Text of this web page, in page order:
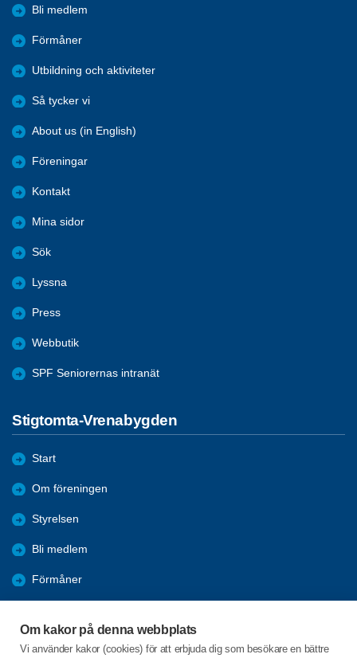
Om kakor på denna webbplats
Vi använder kakor (cookies) för att erbjuda dig som besökare en bättre
Bli medlem
Förmåner
Utbildning och aktiviteter
Så tycker vi
About us (in English)
Föreningar
Kontakt
Mina sidor
Sök
Lyssna
Press
Webbutik
SPF Seniorernas intranät
Stigtomta-Vrenabygden
Start
Om föreningen
Styrelsen
Bli medlem
Förmåner
Våra Aktiviteter